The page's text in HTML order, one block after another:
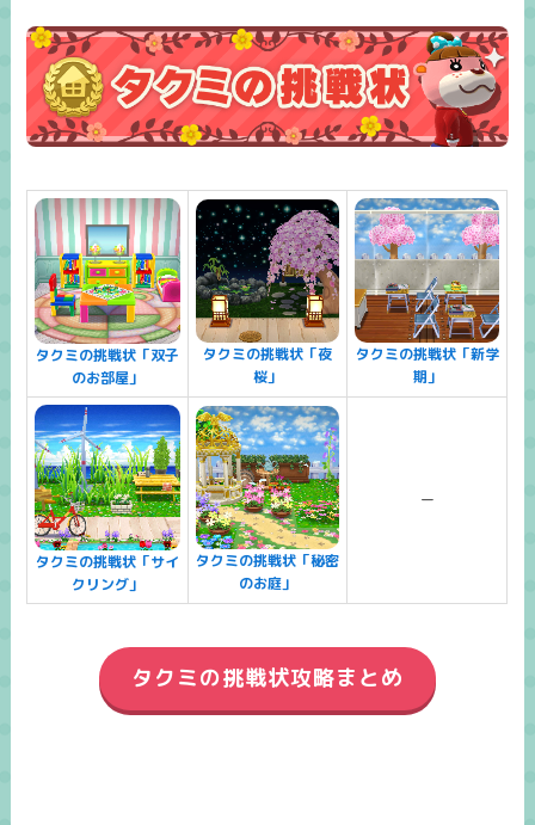
タクミの挑戦状「双子
のお部屋」
タクミの挑戦状「夜
桜」
タクミの挑戦状「新学
期」
タクミの挑戦状「サイ
クリング」
タクミの挑戦状「秘密
のお庭」
ー
タクミの挑戦状攻略まとめ